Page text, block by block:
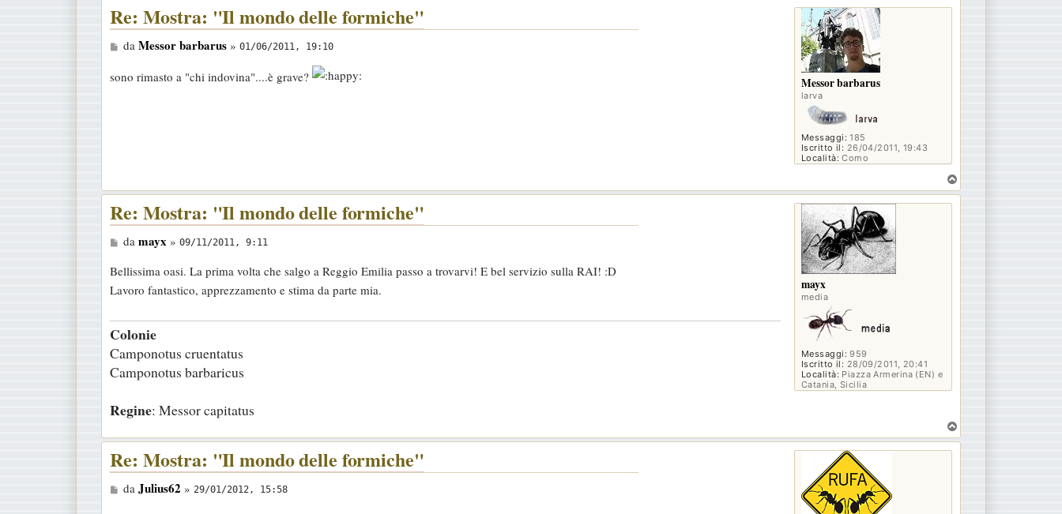
Messor barbarus
larva
Messaggi: 185
Iscritto il: 26/04/2011, 19:43
Località: Como
Re: Mostra: "Il mondo delle formiche"
M
s
o
da Messor barbarus» 01/06/2011, 19:10
sono rimasto a "chi indovina"....è grave?
o
mayx
media
Messaggi: 959
Iscritto il: 28/09/2011, 20:41
Località: Piazza Armerina (EN) e
Catania, Sicilia
Re: Mostra: "Il mondo delle formiche"
M
s
s
g
g
i
da mayx » 09/11/2011, 9:11
Bellissima oasi. La prima volta che salgo a Reggio Emilia passo a trovarvi! E bel servizio sulla RAI! :D
Lavoro fantastico, apprezzamento e stima da parte mia.
Colonie
Camponotus cruentatus
Camponotus barbaricus
Regine: Messor capitatus
o
Re: Mostra: "Il mondo delle formiche"
M
da Julius62 » 29/01/2012, 15:58